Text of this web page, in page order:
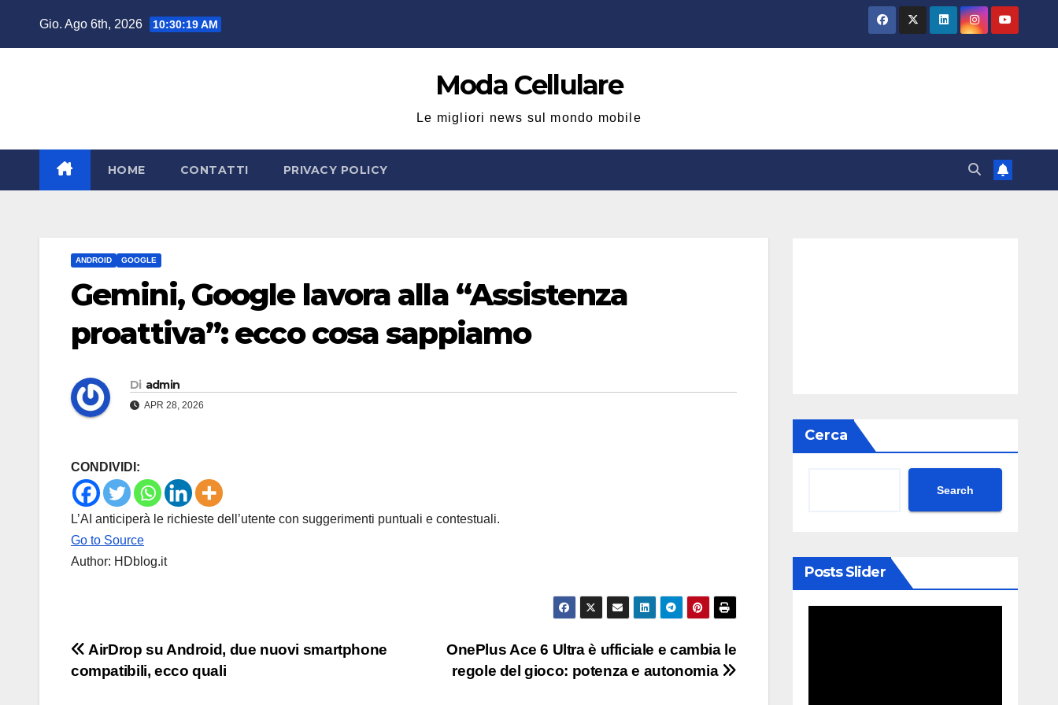
Gio. Ago 6th, 2026 10:30:20 AM
Moda Cellulare
Le migliori news sul mondo mobile
HOME CONTATTI PRIVACY POLICY
ANDROID GOOGLE
Gemini, Google lavora alla “Assistenza
proattiva”: ecco cosa sappiamo
Di admin
APR 28, 2026
CONDIVIDI:
L’AI anticiperà le richieste dell’utente con suggerimenti puntuali e contestuali.
Go to Source
Author: HDblog.it
Navigazione
articoli
OnePlus Ace 6 Ultra è ufficiale e cambia le
regole del gioco: potenza e autonomia
AirDrop su Android, due nuovi smartphone
compatibili, ecco quali
Cerca
Search
Posts Slider